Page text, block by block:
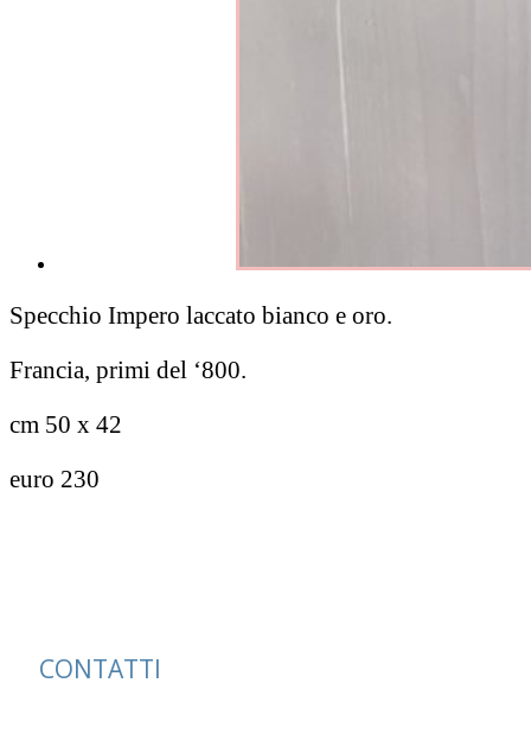
Specchio Impero laccato bianco e oro.
Francia, primi del ‘800.
cm 50 x 42
euro 230
CONTATTI